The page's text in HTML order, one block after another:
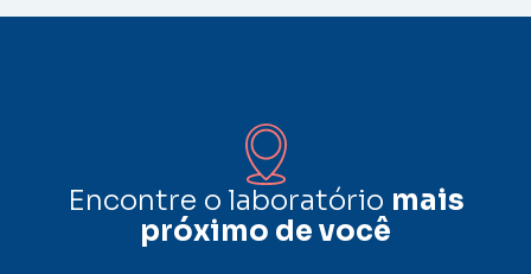
Encontre o laboratório mais
próximo de você